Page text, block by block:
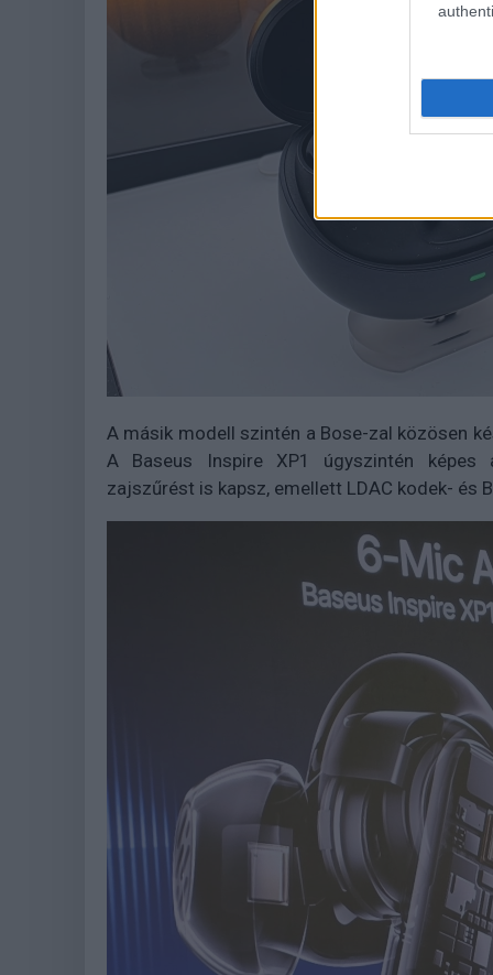
A másik modell szintén a Bose-zal közösen
A Baseus Inspire XP1 úgyszintén képes
zajszűrést is kapsz, emellett LDAC kodek- és